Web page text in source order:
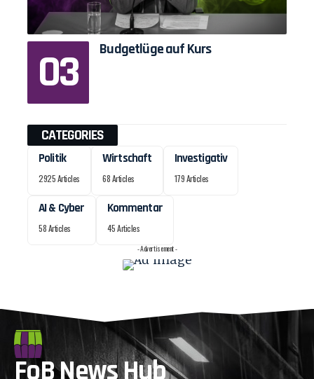
Budgetlüge auf Kurs
CATEGORIES
Politik
2925 Articles
Wirtschaft
68 Articles
Investigativ
179 Articles
AI & Cyber
58 Articles
Kommentar
45 Articles
- Advertisement -
FoB News Hub